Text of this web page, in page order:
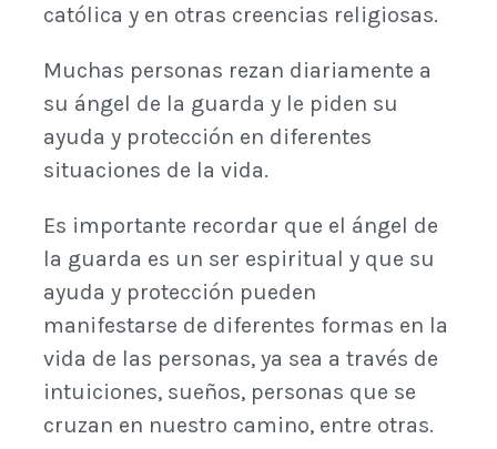
católica y en otras creencias religiosas.
Muchas personas rezan diariamente a
su ángel de la guarda y le piden su
ayuda y protección en diferentes
situaciones de la vida.
Es importante recordar que el ángel de
la guarda es un ser espiritual y que su
ayuda y protección pueden
manifestarse de diferentes formas en la
vida de las personas, ya sea a través de
intuiciones, sueños, personas que se
cruzan en nuestro camino, entre otras.